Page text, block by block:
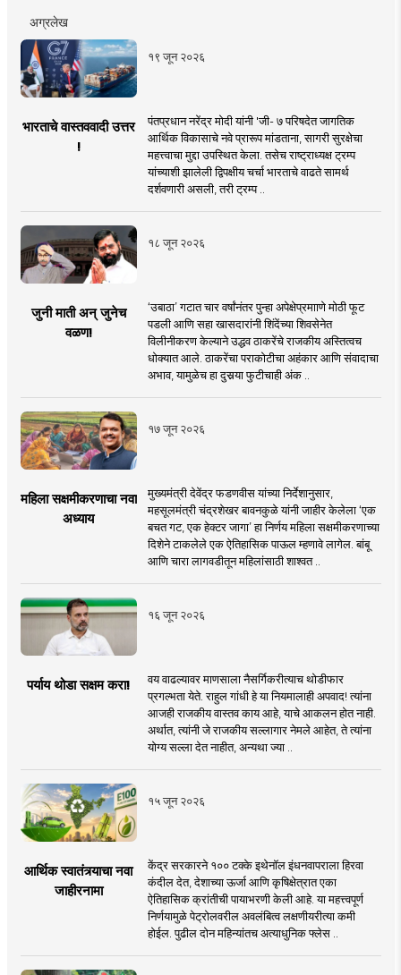
अग्रलेख
१९ जून २०२६
भारताचे वास्तववादी उत्तर
!
पंतप्रधान नरेंद्र मोदी यांनी 'जी- ७ परिषदेत जागतिक
आर्थिक विकासाचे नवे प्रारूप मांडताना, सागरी सुरक्षेचा
महत्त्वाचा मुद्दा उपस्थित केला. तसेच राष्ट्राध्यक्ष ट्रम्प
यांच्याशी झालेली द्विपक्षीय चर्चा भारताचे वाढते सामर्थ
दर्शवणारी असली, तरी ट्रम्प ..
१८ जून २०२६
जुनी माती अन् जुनेच
वळण!
‘उबाठा’ गटात चार वर्षांनंतर पुन्हा अपेक्षेप्रमााणे मोठी फूट
पडली आणि सहा खासदारांनी शिंदेंच्या शिवसेनेत
विलीनीकरण केल्याने उद्धव ठाकरेंचे राजकीय अस्तित्वच
धोक्यात आले. ठाकरेंचा पराकोटीचा अहंकार आणि संवादाचा
अभाव, यामुळेच हा दुसर्‍या फुटीचाही अंक ..
१७ जून २०२६
महिला सक्षमीकरणाचा नवा
अध्याय
मुख्यमंत्री देवेंद्र फडणवीस यांच्या निर्देशानुसार,
महसूलमंत्री चंद्रशेखर बावनकुळे यांनी जाहीर केलेला ‘एक
बचत गट, एक हेक्टर जागा’ हा निर्णय महिला सक्षमीकरणाच्या
दिशेने टाकलेले एक ऐतिहासिक पाऊल म्हणावे लागेल. बांबू
आणि चारा लागवडीतून महिलांसाठी शाश्वत ..
१६ जून २०२६
पर्याय थोडा सक्षम करा!
वय वाढल्यावर माणसाला नैसर्गिकरीत्याच थोडीफार
प्रगल्भता येते. राहुल गांधी हे या नियमालाही अपवाद! त्यांना
आजही राजकीय वास्तव काय आहे, याचे आकलन होत नाही.
अर्थात, त्यांनी जे राजकीय सल्लागार नेमले आहेत, ते त्यांना
योग्य सल्ला देत नाहीत, अन्यथा ज्या ..
१५ जून २०२६
आर्थिक स्वातंत्र्याचा नवा
जाहीरनामा
केंद्र सरकारने १०० टक्के इथेनॉल इंधनवापराला हिरवा
कंदील देत, देशाच्या ऊर्जा आणि कृषिक्षेत्रात एका
ऐतिहासिक क्रांतीची पायाभरणी केली आहे. या महत्त्वपूर्ण
निर्णयामुळे पेट्रोलवरील अवलंबित्व लक्षणीयरीत्या कमी
होईल. पुढील दोन महिन्यांतच अत्याधुनिक फ्लेस ..